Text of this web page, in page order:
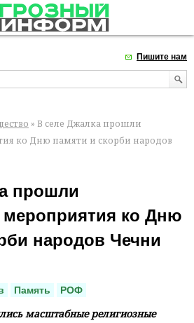
Пишите нам
» В селе Джалка прошли
ко Дню памяти и скорби народов
прошли
мероприятия ко Дню
народов Чечни
Память РОФ
масштабные религиозные